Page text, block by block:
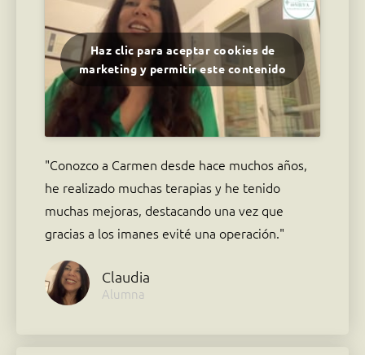
Haz clic para aceptar cookies de
marketing y permitir este contenido
"Conozco a Carmen desde hace muchos años,
he realizado muchas terapias y he tenido
muchas mejoras, destacando una vez que
gracias a los imanes evité una operación."
Claudia
Alumna